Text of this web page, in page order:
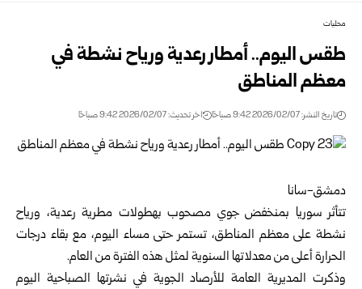
محليات
طقس اليوم.. أمطار رعدية ورياح نشطة في
معظم المناطق
تاريخ النشر: 2026/02/07 9:42 صباحًا اخر تحديث: 2026/02/07 9:42 صباحًا
دمشق-سانا
تتأثر سوريا بمنخفض جوي مصحوب بهطولات مطرية رعدية، ورياح
نشطة على معظم المناطق، تستمر حتى مساء اليوم، مع بقاء درجات
الحرارة أعلى من معدلاتها السنوية لمثل هذه الفترة من العام.
وذكرت المديرية العامة للأرصاد الجوية في نشرتها الصباحية اليوم